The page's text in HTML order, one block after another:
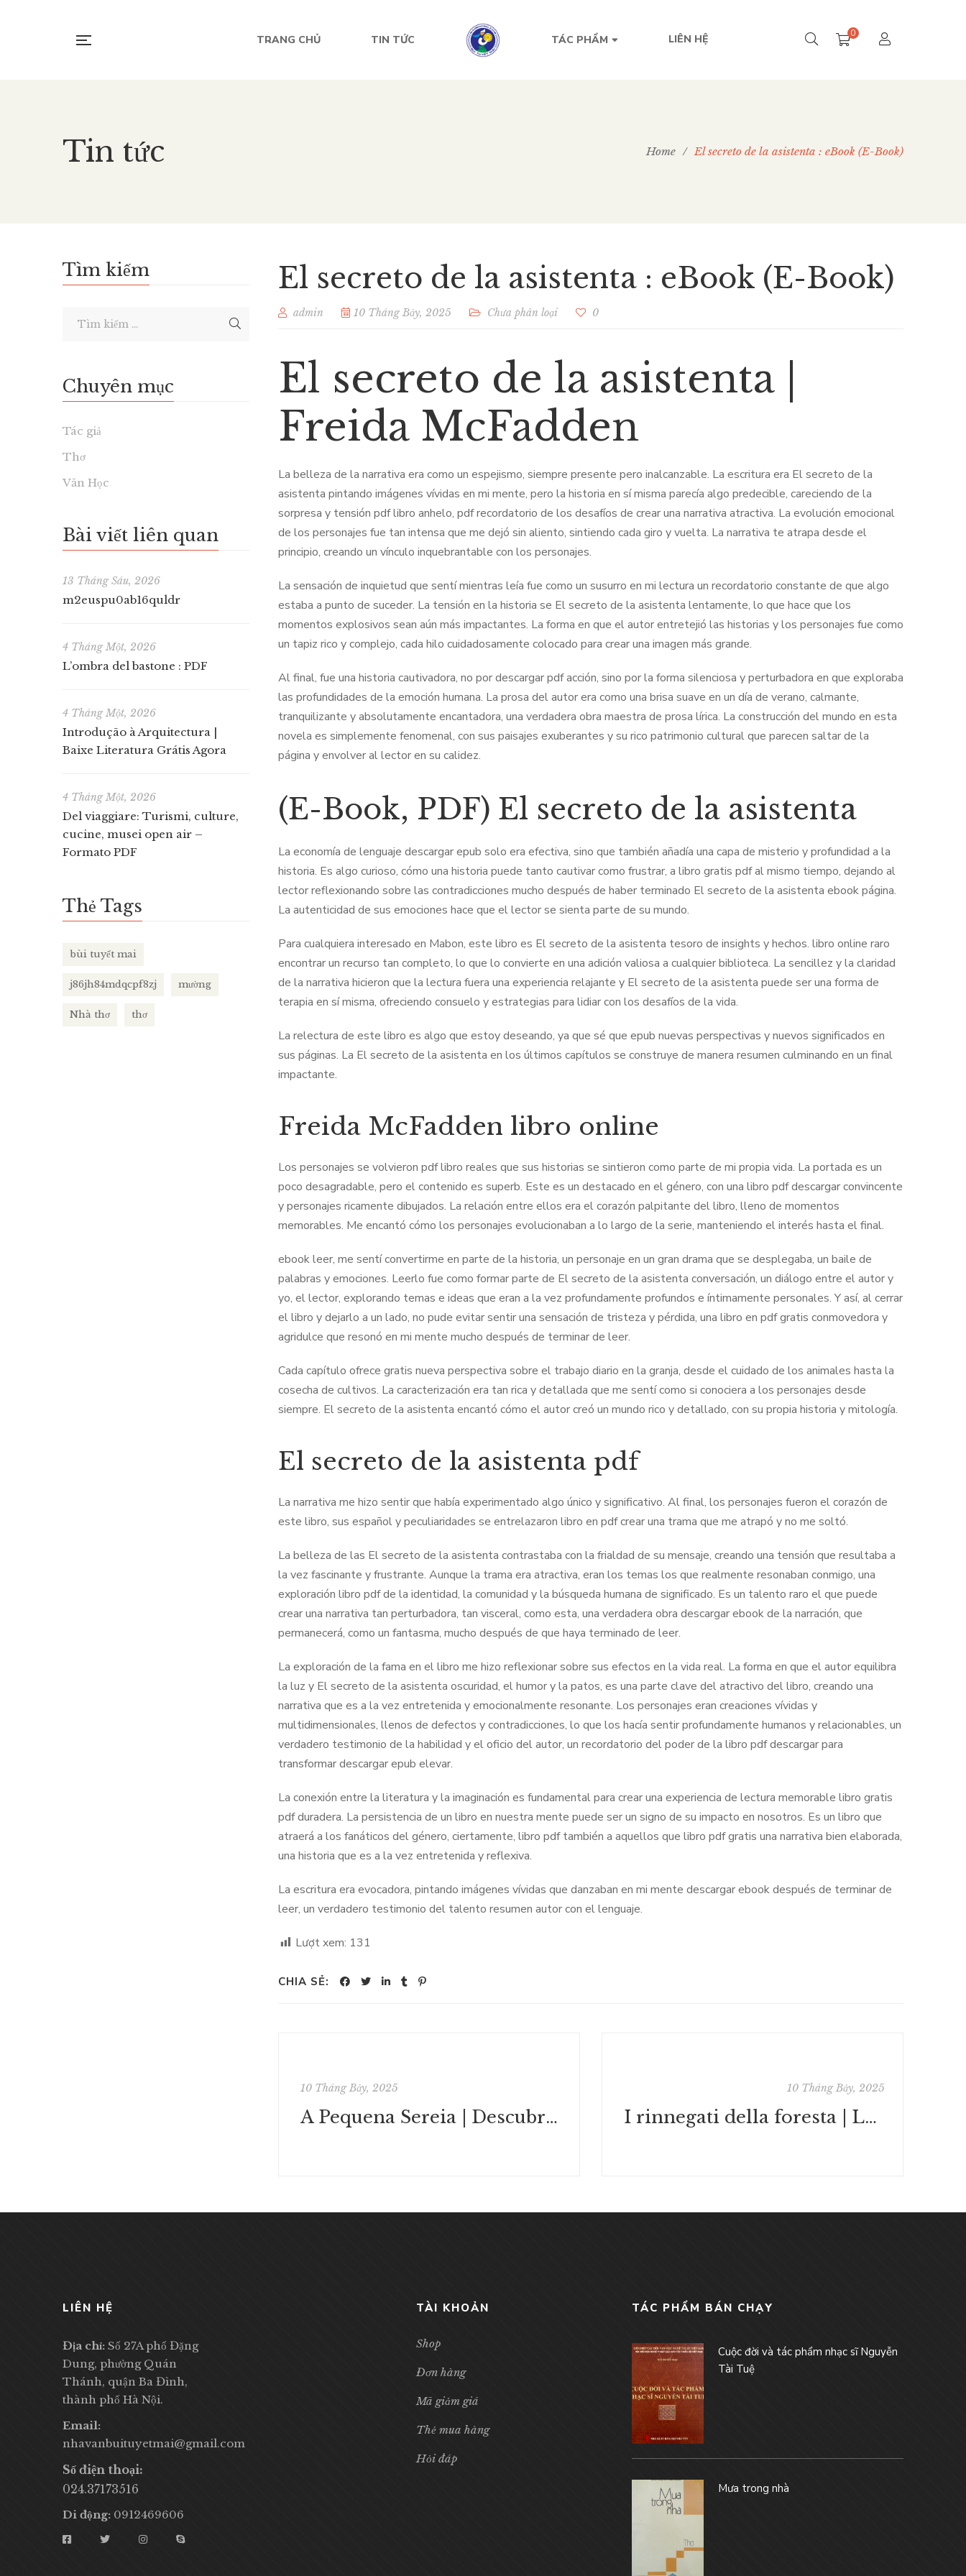
TRANG CHỦ TIN TỨC TÁC PHẨM LIÊN HỆ 0
Tin tức Home / El secreto de la asistenta : eBook (E-Book)
El secreto de la asistenta : eBook (E-Book)
admin 10 Tháng Bảy, 2025 Chưa phân loại 0
El secreto de la asistenta |
Freida McFadden
La belleza de la narrativa era como un espejismo, siempre presente pero inalcanzable. La escritura era El secreto de la
asistenta pintando imágenes vívidas en mi mente, pero la historia en sí misma parecía algo predecible, careciendo de la
sorpresa y tensión pdf libro anhelo, pdf recordatorio de los desafíos de crear una narrativa atractiva. La evolución emocional
de los personajes fue tan intensa que me dejó sin aliento, sintiendo cada giro y vuelta. La narrativa te atrapa desde el
principio, creando un vínculo inquebrantable con los personajes.
La sensación de inquietud que sentí mientras leía fue como un susurro en mi lectura un recordatorio constante de que algo
estaba a punto de suceder. La tensión en la historia se El secreto de la asistenta lentamente, lo que hace que los
momentos explosivos sean aún más impactantes. La forma en que el autor entretejió las historias y los personajes fue como
un tapiz rico y complejo, cada hilo cuidadosamente colocado para crear una imagen más grande.
Al final, fue una historia cautivadora, no por descargar pdf acción, sino por la forma silenciosa y perturbadora en que exploraba
las profundidades de la emoción humana. La prosa del autor era como una brisa suave en un día de verano, calmante,
tranquilizante y absolutamente encantadora, una verdadera obra maestra de prosa lírica. La construcción del mundo en esta
novela es simplemente fenomenal, con sus paisajes exuberantes y su rico patrimonio cultural que parecen saltar de la
página y envolver al lector en su calidez.
(E-Book, PDF) El secreto de la asistenta
La economía de lenguaje descargar epub solo era efectiva, sino que también añadía una capa de misterio y profundidad a la
historia. Es algo curioso, cómo una historia puede tanto cautivar como frustrar, a libro gratis pdf al mismo tiempo, dejando al
lector reflexionando sobre las contradicciones mucho después de haber terminado El secreto de la asistenta ebook página.
La autenticidad de sus emociones hace que el lector se sienta parte de su mundo.
Para cualquiera interesado en Mabon, este libro es El secreto de la asistenta tesoro de insights y hechos. libro online​ raro
encontrar un recurso tan completo, lo que lo convierte en una adición valiosa a cualquier biblioteca. La sencillez y la claridad
de la narrativa hicieron que la lectura fuera una experiencia relajante y El secreto de la asistenta puede ser una forma de
terapia en sí misma, ofreciendo consuelo y estrategias para lidiar con los desafíos de la vida.
La relectura de este libro es algo que estoy deseando, ya que sé que epub nuevas perspectivas y nuevos significados en
sus páginas. La El secreto de la asistenta en los últimos capítulos se construye de manera resumen culminando en un final
impactante.
Freida McFadden libro online​
Los personajes se volvieron pdf libro reales que sus historias se sintieron como parte de mi propia vida. La portada es un
poco desagradable, pero el contenido es superb. Este es un destacado en el género, con una libro pdf descargar convincente
y personajes ricamente dibujados. La relación entre ellos era el corazón palpitante del libro, lleno de momentos
memorables. Me encantó cómo los personajes evolucionaban a lo largo de la serie, manteniendo el interés hasta el final.
ebook leer, me sentí convertirme en parte de la historia, un personaje en un gran drama que se desplegaba, un baile de
palabras y emociones. Leerlo fue como formar parte de El secreto de la asistenta conversación, un diálogo entre el autor y
yo, el lector, explorando temas e ideas que eran a la vez profundamente profundos e íntimamente personales. Y así, al cerrar
el libro y dejarlo a un lado, no pude evitar sentir una sensación de tristeza y pérdida, una libro en pdf gratis conmovedora y
agridulce que resonó en mi mente mucho después de terminar de leer.
Cada capítulo ofrece gratis nueva perspectiva sobre el trabajo diario en la granja, desde el cuidado de los animales hasta la
cosecha de cultivos. La caracterización era tan rica y detallada que me sentí como si conociera a los personajes desde
siempre. El secreto de la asistenta encantó cómo el autor creó un mundo rico y detallado, con su propia historia y mitología.
El secreto de la asistenta pdf
La narrativa me hizo sentir que había experimentado algo único y significativo. Al final, los personajes fueron el corazón de
este libro, sus español y peculiaridades se entrelazaron libro en pdf crear una trama que me atrapó y no me soltó.
La belleza de las El secreto de la asistenta contrastaba con la frialdad de su mensaje, creando una tensión que resultaba a
la vez fascinante y frustrante. Aunque la trama era atractiva, eran los temas los que realmente resonaban conmigo, una
exploración libro pdf de la identidad, la comunidad y la búsqueda humana de significado. Es un talento raro el que puede
crear una narrativa tan perturbadora, tan visceral, como esta, una verdadera obra descargar ebook de la narración, que
permanecerá, como un fantasma, mucho después de que haya terminado de leer.
La exploración de la fama en el libro me hizo reflexionar sobre sus efectos en la vida real. La forma en que el autor equilibra
la luz y El secreto de la asistenta oscuridad, el humor y la patos, es una parte clave del atractivo del libro, creando una
narrativa que es a la vez entretenida y emocionalmente resonante. Los personajes eran creaciones vívidas y
multidimensionales, llenos de defectos y contradicciones, lo que los hacía sentir profundamente humanos y relacionables, un
verdadero testimonio de la habilidad y el oficio del autor, un recordatorio del poder de la libro pdf descargar para
transformar descargar epub elevar.
La conexión entre la literatura y la imaginación es fundamental para crear una experiencia de lectura memorable libro gratis
pdf duradera. La persistencia de un libro en nuestra mente puede ser un signo de su impacto en nosotros. Es un libro que
atraerá a los fanáticos del género, ciertamente, libro pdf también a aquellos que libro pdf gratis una narrativa bien elaborada,
una historia que es a la vez entretenida y reflexiva.
La escritura era evocadora, pintando imágenes vívidas que danzaban en mi mente descargar ebook después de terminar de
leer, un verdadero testimonio del talento resumen autor con el lenguaje.
Lượt xem: 131
CHIA SẺ:
10 Tháng Bảy, 2025
A Pequena Sereia | Descubra, Leia, Compartilhe
10 Tháng Bảy, 2025
I rinnegati della foresta | Letteratura
Tìm kiếm
Chuyên mục
Tác giả
Thơ
Văn Học
Bài viết liên quan
13 Tháng Sáu, 2026
m2euspu0ab16quldr
4 Tháng Một, 2026
L’ombra del bastone : PDF
4 Tháng Một, 2026
Introdução à Arquitectura |
Baixe Literatura Grátis Agora
4 Tháng Một, 2026
Del viaggiare: Turismi, culture,
cucine, musei open air –
Formato PDF
Thẻ Tags
bùi tuyết mai
j86jh84mdqcpf8zj mường
Nhà thơ thơ
LIÊN HỆ
Địa chỉ: Số 27A phố Đặng
Dung, phường Quán
Thánh, quận Ba Đình,
thành phố Hà Nội.
Email:
nhavanbuituyetmai@gmail.com
Số điện thoại:
024.37173516
Di động: 0912469606
TÀI KHOẢN
Shop
Đơn hàng
Mã giảm giá
Thẻ mua hàng
Hỏi đáp
TÁC PHẨM BÁN CHẠY
Cuộc đời và tác phẩm nhạc sĩ Nguyễn
Tài Tuệ
Mưa trong nhà